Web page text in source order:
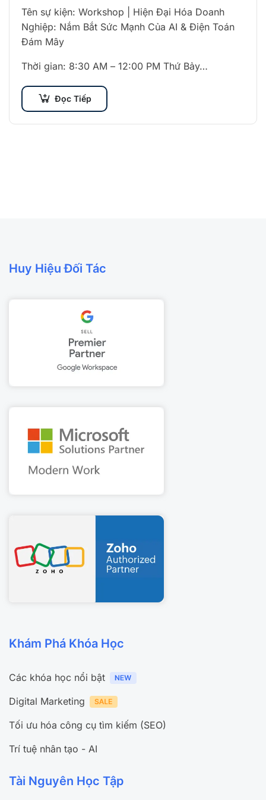
Tên sự kiện: Workshop | Hiện Đại Hóa Doanh
Nghiệp: Nắm Bắt Sức Mạnh Của AI & Điện Toán
Đám Mây
Thời gian: 8:30 AM – 12:00 PM Thứ Bảy…
Đọc Tiếp
Huy Hiệu Đối Tác
Khám Phá Khóa Học
Các khóa học nổi bật
Digital Marketing
Tối ưu hóa công cụ tìm kiếm (SEO)
Trí tuệ nhân tạo - AI
Tài Nguyên Học Tập